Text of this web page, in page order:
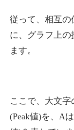
従って、相互の
に、グラフ上
ます。
ここで、大文
(Peak値)を、A